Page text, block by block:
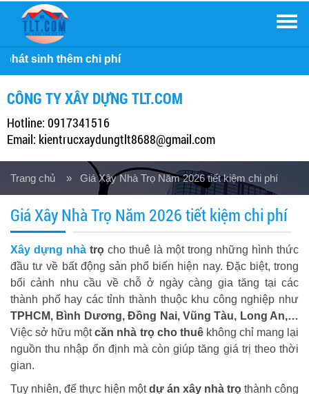
CÔNG TY XÂY DỰNG TLT.COM
Hotline: 0917341516
Email: kientrucxaydungtlt8688@gmail.com
Trang chủ » Giá Xây Nhà Trọ Năm 2026 tiết kiệm chi phí
Giá Xây Nhà Trọ Năm 2026 tiết kiệm chi phí
Xây dựng nhà trọ cho thuê là một trong những hình thức
đầu tư về bất động sản phổ biến hiện nay. Đặc biệt, trong
bối cảnh nhu cầu về chỗ ở ngày càng gia tăng tại các
thành phố hay các tỉnh thành thuộc khu công nghiệp như
TPHCM, Bình Dương, Đồng Nai, Vũng Tàu, Long An,…
Việc sở hữu mộtcăn nhà trọ cho thuêkhông chỉ mang lại
nguồn thu nhập ổn định mà còn giúp tăng giá trị theo thời
gian.
Tuy nhiên, để thực hiện mộtdự án xây nhà trọ thành công